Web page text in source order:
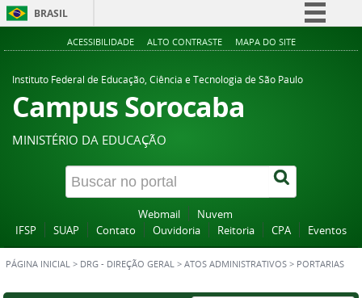
BRASIL
Simplifique!
Acesso à informação
Canais
ACESSIBILIDADE ALTO CONTRASTE MAPA DO SITE
Instituto Federal de Educação, Ciência e Tecnologia de São Paulo
Campus Sorocaba
MINISTÉRIO DA EDUCAÇÃO
Webmail
Nuvem
IFSP
SUAP Contato Ouvidoria Reitoria CPA Eventos
PÁGINA INICIAL > DRG - DIREÇÃO GERAL > ATOS ADMINISTRATIVOS > PORTARIAS